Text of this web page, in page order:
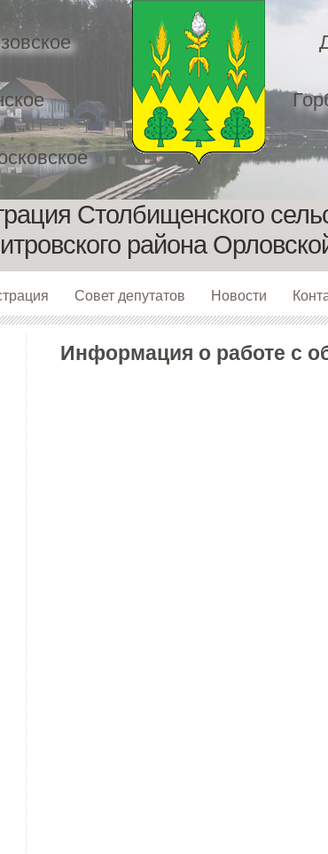
Совет депутатов Новости
Столбищенского
района
Информация о работе с